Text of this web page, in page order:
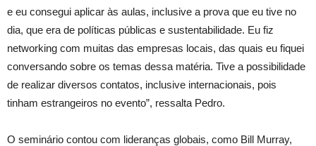
e eu consegui aplicar às aulas, inclusive a prova que eu tive no
dia, que era de políticas públicas e sustentabilidade. Eu fiz
networking com muitas das empresas locais, das quais eu fiquei
conversando sobre os temas dessa matéria. Tive a possibilidade
de realizar diversos contatos, inclusive internacionais, pois
tinham estrangeiros no evento”, ressalta Pedro.
O seminário contou com lideranças globais, como Bill Murray,